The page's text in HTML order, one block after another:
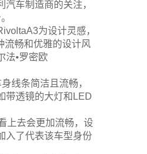
车制造商的关注，
为设计灵感，
流畅和优雅的设计风
法•罗密欧
线条简洁且流畅，
带透镜的大灯和LED
上去会更加流畅，设
入了代表该车型身份